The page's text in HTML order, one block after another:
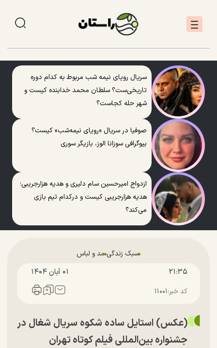
سریال رویای نیمه شب مربوط به کدام دوره
تاریخی‌ست؟ سلطان محمد خدابنده کیست و
شهر حله کجاست؟
صوفیا در سریال «رویای نیمه‌شب» کیست؟
بیوگرافی سوزانا الوز، بازیگر سوری
ازدواج امیرحسین سام دلیری و هدیه هزارجریبی؛
هدیه هزارجریبی کیست و درکدام تیم بازی
می‌کند؟
سبک زندگی مد و لباس
۲۱:۳۵ ۰۱ آبان ۱۴۰۴
کد خبر:۱۱۰۰۱
(عکس) استایل ساده شکوه سریال شغال در
جشنواره بین‌المللی فیلم کوتاه تهران